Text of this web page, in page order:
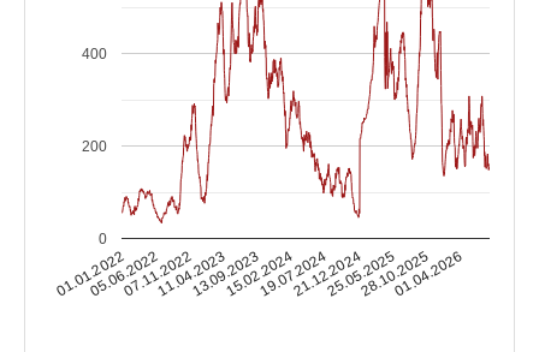
01.01.2022
05.06.2022
07.11.2022
11.04.2023
13.09.2023
15.02.2024
19.07.2024
21.12.2024
25.05.2025
28.10.2025
01.04.2026
0
200
400